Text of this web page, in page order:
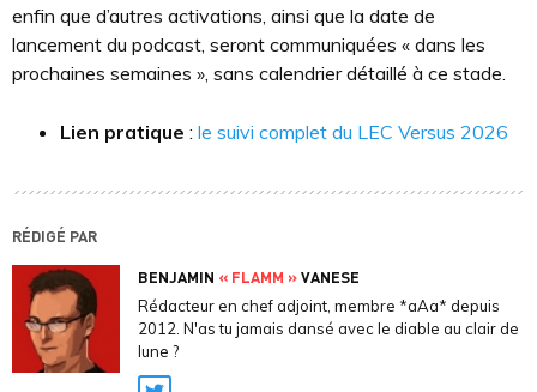
enfin que d’autres activations, ainsi que la date de
lancement du podcast, seront communiquées « dans les
prochaines semaines », sans calendrier détaillé à ce stade.
Lien pratique : le suivi complet du LEC Versus 2026
RÉDIGÉ PAR
BENJAMIN « FLAMM »VANESE
Rédacteur en chef adjoint, membre *aAa* depuis
2012. N'as tu jamais dansé avec le diable au clair de
lune ?